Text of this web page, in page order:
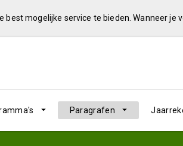
best mogelijke service te bieden. Wanneer je
Paragrafen